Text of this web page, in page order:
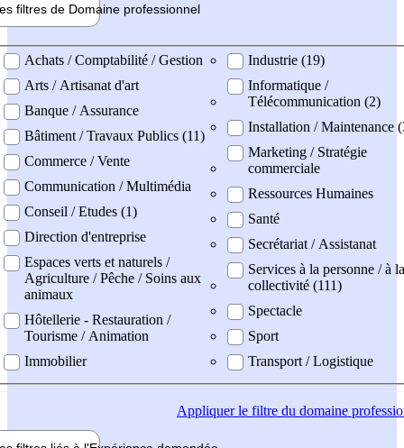
filtres de Domaine professionnel
professionel
Achats / Comptabilité / Gestion
Arts / Artisanat d'art
Banque / Assurance
Bâtiment / Travaux Publics (11)
Commerce / Vente
Communication / Multimédia
Conseil / Etudes (1)
Direction d'entreprise
Espaces verts et naturels /
Agriculture / Pêche / Soins aux
animaux
Hôtellerie - Restauration /
Tourisme / Animation
Immobilier
Industrie (19)
Informatique /
Télécommunication (2)
Installation / Maintenance
Marketing / Stratégie
commerciale
Ressources Humaines
Santé
Secrétariat / Assistanat
Services à la personne / à la
collectivité (111)
Spectacle
Sport
Transport / Logistique
Appliquerle filtre du domaine